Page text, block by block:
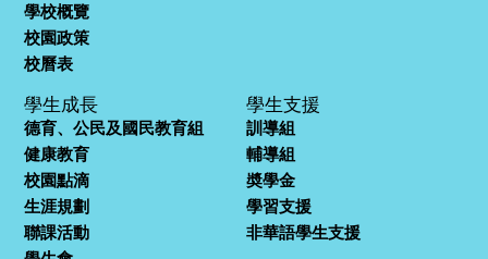
學校概覽
校園政策
校曆表
學生成長
德育、公民及國民教育組
健康教育
校園點滴
生涯規劃
聯課活動
學生支援
訓導組
輔導組
奬學金
學習支援
非華語學生支援